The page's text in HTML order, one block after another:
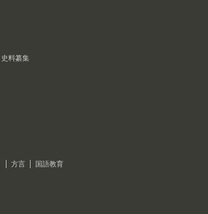
史料纂集
方言
国語教育